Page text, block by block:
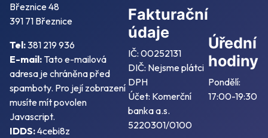
Březnice 48
391 71 Březnice
Tel:381 219 936
E-mail: Tato e-mailová
adresa je chráněna před
spamboty. Pro její zobrazení
musíte mít povolen
Javascript.
IDDS:4cebi8z
Fakturační
údaje
IČ: 00252131
DIČ: Nejsme plátci
DPH
Účet: Komerční
banka a.s.
5220301/0100
Úřední
hodiny
Pondělí:
17:00-19:30